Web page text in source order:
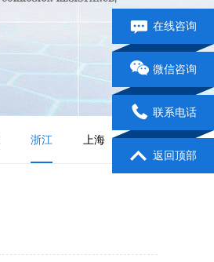
浙江 上海 山东
在线咨询
微信咨询
联系电话
返回顶部